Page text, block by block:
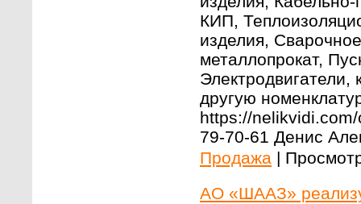
КИП,
изделия,
металлопрокат,
Электродвигатели,
другую
https://
79-70-61 Денис
Продажа |
АО «ШААЗ»